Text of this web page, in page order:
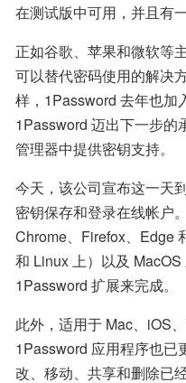
在测试版中可用，并且有
正如谷歌、苹果和微软等
可以替代密码使用的解决
样，1Password 去年也加
1Password 迈出下一步的
管理器中提供密钥支持。
今天，该公司宣布这一天
密钥保存和登录在线帐户
Chrome、Firefox、Edge
和 Linux 上）以及
1Password 扩展来完成。
此外，适用于 Mac、iOS
1Password 应用程序也已
改、移动、共享和删除已